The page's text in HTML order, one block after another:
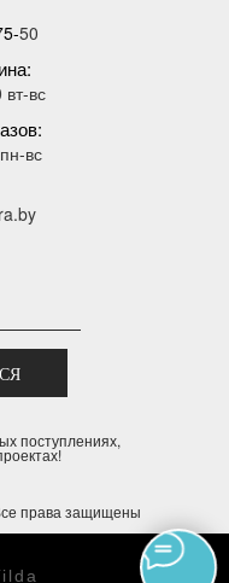
50
вс
вс
права защищены
поступлениях,